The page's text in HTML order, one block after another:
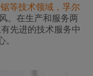
等技术领域，孚尔
。在生产和服务两
先进的技术服务中